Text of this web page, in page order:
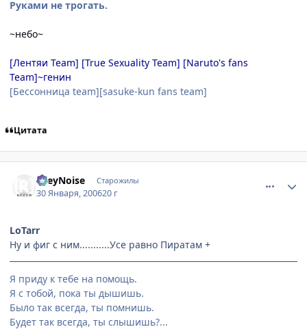
Руками не трогать.
~небо~
[Лентяи Team] [True Sexuality Team] [Naruto's fans
Team]~генин
[Бессонница team][sasuke-kun fans team]
Цитата
GreyNoise Старожилы
30 Января, 200620 г
LoTarr
Ну и фиг с ним...........Усе равно Пиратам +
Я приду к тебе на помощь.
Я с тобой, пока ты дышишь.
Было так всегда, ты помнишь.
Будет так всегда, ты слышишь?...